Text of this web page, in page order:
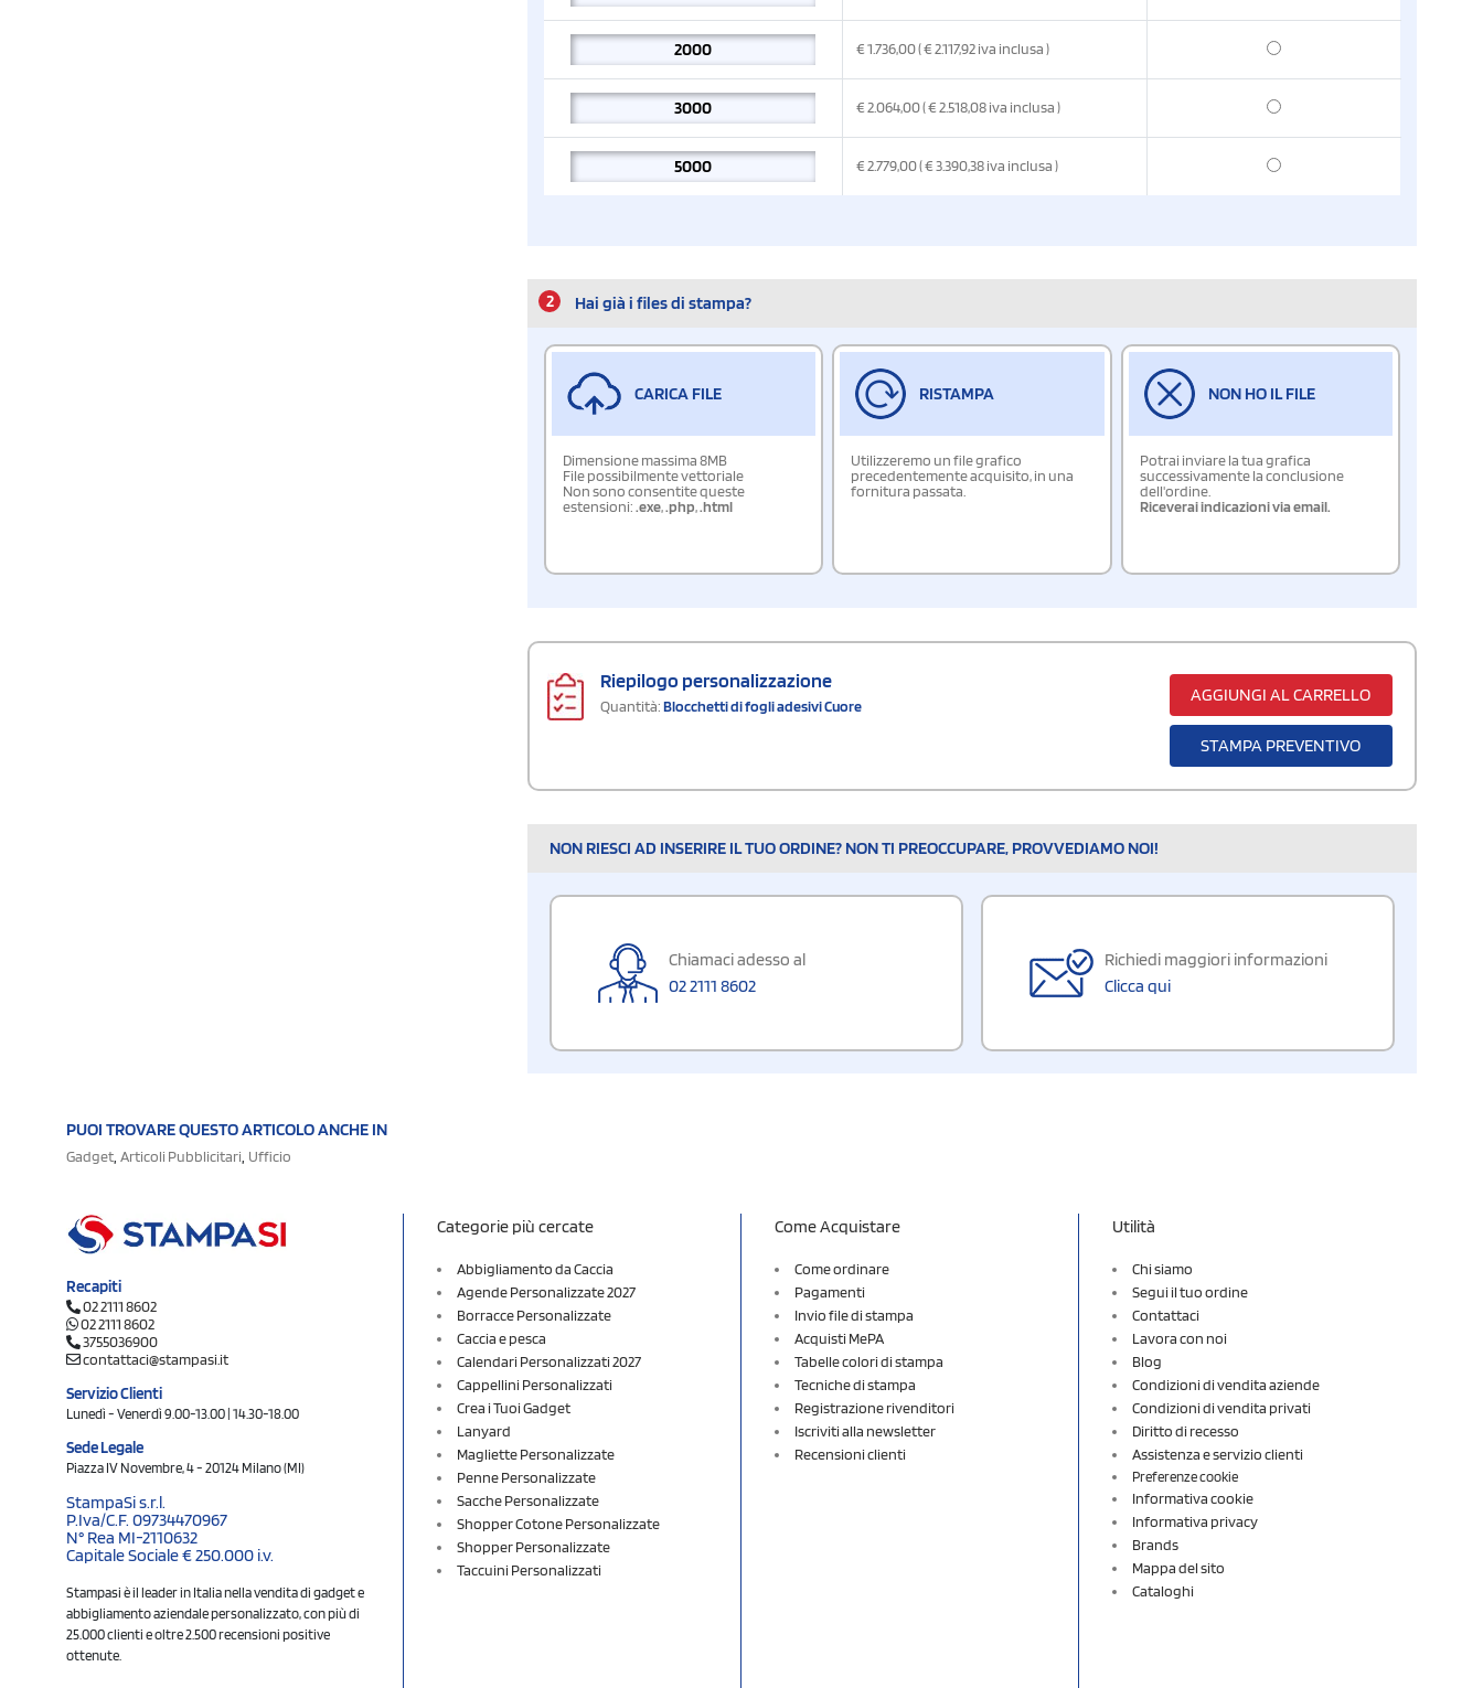
€1.736,00( € 2.117,92iva inclusa)
€2.064,00( € 2.518,08iva inclusa)
€2.779,00( € 3.390,38iva inclusa)
2 Hai già i files di stampa?
CARICA FILE
Dimensione massima 8MB
File possibilmente vettoriale
Non sono consentite queste
estensioni:.exe,.php,.html
RISTAMPA
Utilizzeremo un file grafico
precedentemente acquisito, in una
fornitura passata.
NON HO IL FILE
Potrai inviare la tua grafica
successivamente la conclusione
dell'ordine.
Riceverai indicazioni via email.
Riepilogo personalizzazione
Quantità:Blocchetti di fogli adesivi Cuore
AGGIUNGI AL CARRELLO
STAMPA PREVENTIVO
NON RIESCI AD INSERIRE IL TUO ORDINE? NON TI PREOCCUPARE, PROVVEDIAMO NOI!
Chiamaci adesso al
02 2111 8602
Richiedi maggiori informazioni
Clicca qui
PUOI TROVARE QUESTO ARTICOLO ANCHE IN
Gadget Articoli Pubblicitari Ufficio
Recapiti
02 2111 8602
02 2111 8602
3755036900
contattaci@stampasi.it
Servizio Clienti
Lunedì - Venerdì 9.00-13.00 | 14.30-18.00
Sede Legale
Piazza IV Novembre, 4 - 20124 Milano (MI)
StampaSi s.r.l.
P.Iva/C.F. 09734470967
N° Rea MI-2110632
Capitale Sociale € 250.000 i.v.
Stampasi è il leader in Italia nella vendita di gadget e
abbigliamento aziendale personalizzato, con più di
25.000 clienti e oltre 2.500 recensioni positive
ottenute.
Categorie più cercate
Abbigliamento da Caccia
Agende Personalizzate 2027
Borracce Personalizzate
Caccia e pesca
Calendari Personalizzati 2027
Cappellini Personalizzati
Crea i Tuoi Gadget
Lanyard
Magliette Personalizzate
Penne Personalizzate
Sacche Personalizzate
Shopper Cotone Personalizzate
Shopper Personalizzate
Taccuini Personalizzati
Come Acquistare
Come ordinare
Pagamenti
Invio file di stampa
Acquisti MePA
Tabelle colori di stampa
Tecniche di stampa
Registrazione rivenditori
Iscriviti alla newsletter
Recensioni clienti
Utilità
Chi siamo
Segui il tuo ordine
Contattaci
Lavora con noi
Blog
Condizioni di vendita aziende
Condizioni di vendita privati
Diritto di recesso
Assistenza e servizio clienti
Preferenze cookie
Informativa cookie
Informativa privacy
Brands
Mappa del sito
Cataloghi